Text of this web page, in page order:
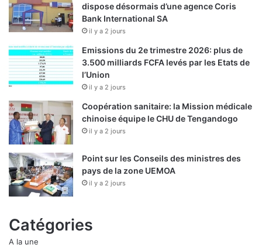
dispose désormais d’une agence Coris
Bank International SA
il y a 2 jours
Emissions du 2e trimestre 2026: plus de
3.500 milliards FCFA levés par les Etats de
l’Union
il y a 2 jours
Coopération sanitaire: la Mission médicale
chinoise équipe le CHU de Tengandogo
il y a 2 jours
Point sur les Conseils des ministres des
pays de la zone UEMOA
il y a 2 jours
Catégories
A la une